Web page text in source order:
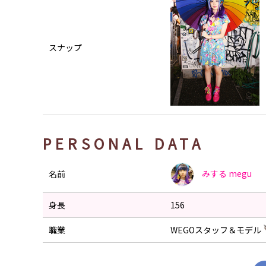
スナップ
PERSONAL DATA
名前 みする megu
身長 156
職業 WEGOスタッフ＆モデル